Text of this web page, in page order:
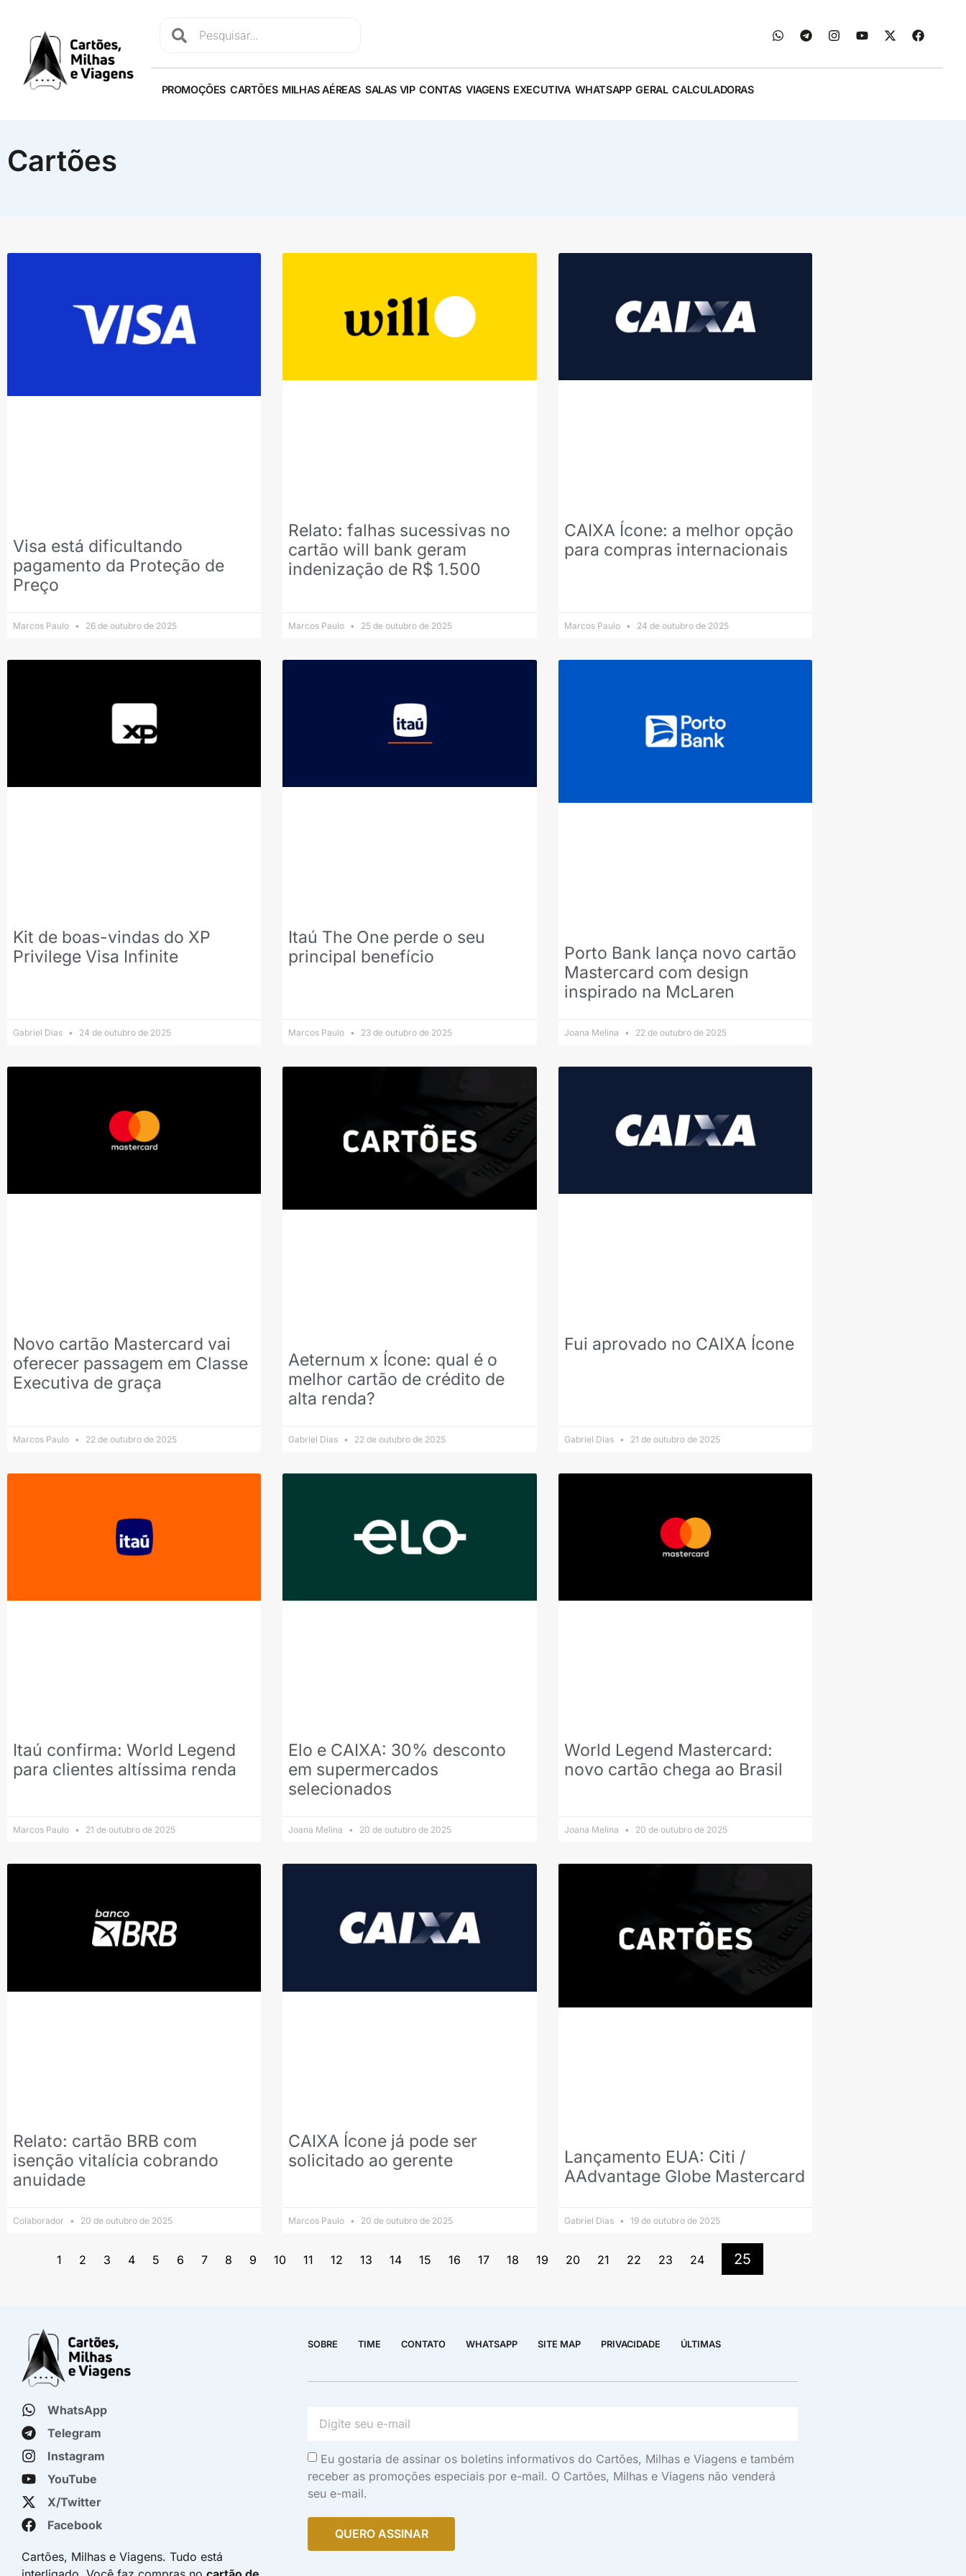
PROMOÇÕES CARTÕES MILHAS AÉREAS SALAS VIP CONTAS VIAGENS EXECUTIVA WHATSAPP GERAL CALCULADORAS
Cartões
Visa está dificultando
pagamento da Proteção de
Preço
Marcos Paulo 26 de outubro de 2025
Relato: falhas sucessivas no
cartão will bank geram
indenização de R$ 1.500
Marcos Paulo 25 de outubro de 2025
CAIXA Ícone: a melhor opção
para compras internacionais
Marcos Paulo 24 de outubro de 2025
Kit de boas-vindas do XP
Privilege Visa Infinite
Gabriel Dias 24 de outubro de 2025
Itaú The One perde o seu
principal benefício
Marcos Paulo 23 de outubro de 2025
Porto Bank lança novo cartão
Mastercard com design
inspirado na McLaren
Joana Melina 22 de outubro de 2025
Novo cartão Mastercard vai
oferecer passagem em Classe
Executiva de graça
Marcos Paulo 22 de outubro de 2025
Aeternum x Ícone: qual é o
melhor cartão de crédito de
alta renda?
Gabriel Dias 22 de outubro de 2025
Fui aprovado no CAIXA Ícone
Gabriel Dias 21 de outubro de 2025
Itaú confirma: World Legend
para clientes altíssima renda
Marcos Paulo 21 de outubro de 2025
Elo e CAIXA: 30% desconto
em supermercados
selecionados
Joana Melina 20 de outubro de 2025
World Legend Mastercard:
novo cartão chega ao Brasil
Joana Melina 20 de outubro de 2025
Relato: cartão BRB com
isenção vitalícia cobrando
anuidade
Colaborador 20 de outubro de 2025
CAIXA Ícone já pode ser
solicitado ao gerente
Marcos Paulo 20 de outubro de 2025
Lançamento EUA: Citi /
AAdvantage Globe Mastercard
Gabriel Dias 19 de outubro de 2025
1 2 3 4 5 6 7 8 9 10 11 12 13 14 15 16 17 18 19 20 21 22 23 24 25
WhatsApp
Telegram
Instagram
YouTube
X/Twitter
Facebook
Cartões, Milhas e Viagens. Tudo está
SOBRE TIME CONTATO WHATSAPP SITE MAP PRIVACIDADE ÚLTIMAS
Eu gostaria de assinar os boletins informativos do Cartões, Milhas e Viagens e também
receber as promoções especiais por e-mail. O Cartões, Milhas e Viagens não venderá
seu e-mail.
QUERO ASSINAR